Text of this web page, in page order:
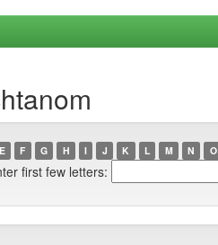
E F G H I J K L M N O
first few letters: